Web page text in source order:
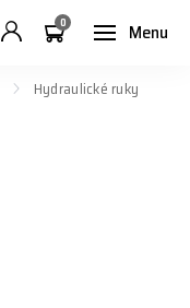
Menu
0
Hydraulické ruky